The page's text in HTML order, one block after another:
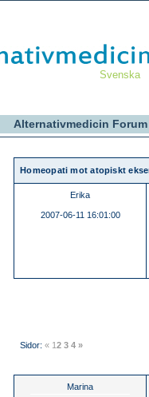
Svenska
Alternativmedicin
Homeopati mot atopiskt
Erika
2007-06-11 16:01:00
Sidor: « 12 3 4 »
Marina